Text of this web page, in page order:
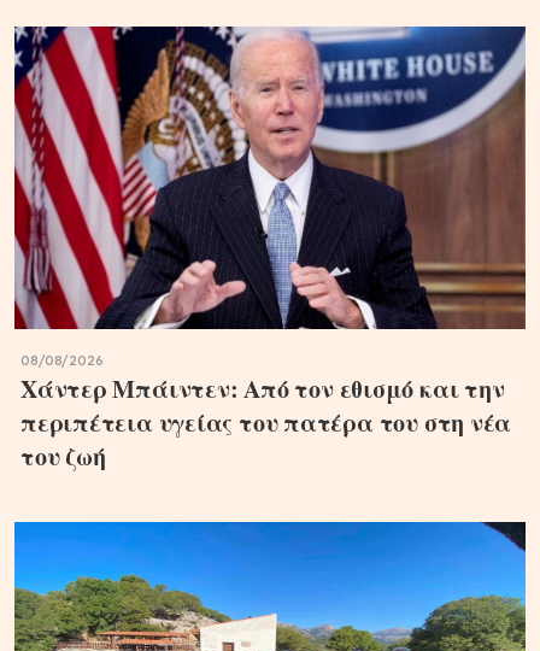
08/08/2026
Χάντερ Μπάιντεν: Από τον εθισμό και την
περιπέτεια υγείας του πατέρα του στη νέα
του ζωή